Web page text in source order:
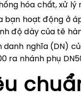
hóa chất, xử lý
bạn hoạt động ở
độ dày của tê
nghĩa (DN)
ra nhánh phụ